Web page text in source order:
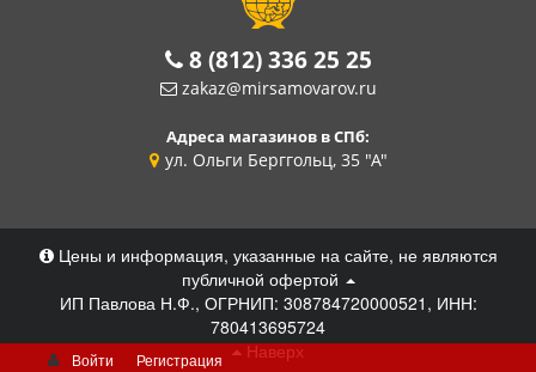
8 (812) 336 25 25
zakaz@mirsamovarov.ru
Адреса магазинов в СПб:
ул. Ольги Берггольц, 35 "А"
Цены и информация, указанные на сайте, не являются
публичной офертой
ИП Павлова Н.Ф., ОГРНИП: 308784720000521, ИНН:
780413695724
Наверх
Войти Регистрация